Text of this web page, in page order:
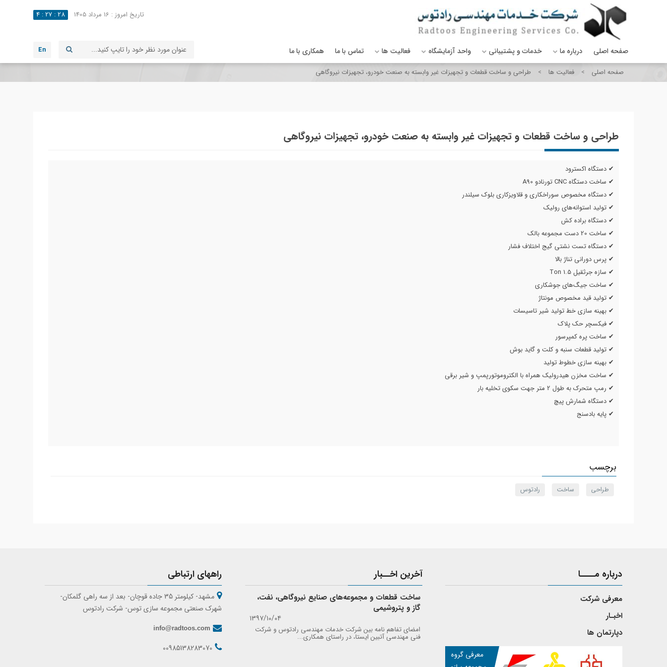
تاریخ امروز : 16 مرداد 1405 28
:
27
:
4
En صفحه اصلی درباره ما خدمات و پشتیبانی واحد آزمایشگاه فعالیت ها تماس با ما همکاری با ما
صفحه اصلی > فعالیت ها > طراحی و ساخت قطعات و تجهیزات غیر وابسته به صنعت خودرو، تجهیزات نیروگاهی
طراحی و ساخت قطعات و تجهیزات غیر وابسته به صنعت خودرو، تجهیزات نیروگاهی
✔ دستگاه اکسترود
✔ ساخت دستگاه CNC تورنادو A90
✔ دستگاه مخصوص سوراخکاری و قلاویزکاری بلوک سیلندر
✔ تولید استوانه‌های رولیک
✔ دستگاه براده کش
✔ ساخت 20 دست مجموعه بالک
✔ دستگاه تست نشتی گیج اختلاف فشار
✔ پرس دورانی تناژ بالا
✔ سازه جرثقیل 1.5 Ton
✔ ساخت جیگ‌های جوشکاری
✔ تولید قید مخصوص مونتاژ
✔ بهینه سازی خط تولید شیر تاسیسات
✔ فیکسچر حک پلاک
✔ ساخت پره کمپرسور
✔ تولید قطعات سنبه و کلت و گاید بوش
✔ بهینه سازی خطوط تولید
✔ ساخت مخزن هیدرولیک همراه با الکتروموتورپمپ و شیر برقی
✔ رمپ متحرک به طول 2 متر جهت سکوی تخلیه بار
✔ دستگاه شمارش پیچ
✔ پایه بادسنج
برچسب
طراحی ساخت رادتوس
درباره مــــا
معرفی شرکت
اخبـار
دپارتمان ها
معرفی گروه
آخرین اخــبار
ساخت قطعات و مجموعه‌های صنایع نیروگاهی، نفت،
گاز و پتروشیمی
۱۳۹۷/۱۰/۰۴
امضای تفاهم نامه بین شرکت خدمات مهندسی رادتوس و شرکت
فنی مهندسی آتبین ایستا، در راستای همکاری...
راههای ارتباطی
مشهد- کیلومتر 35 جاده قوچان- بعد از سه راهی گلمکان-
شهرک صنعتی مجموعه سازی توس- شرکت رادتوس
info@radtoos.com
00985138283070